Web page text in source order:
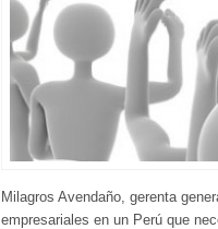
Milagros Avendaño, gerenta
empresariales en un Perú que